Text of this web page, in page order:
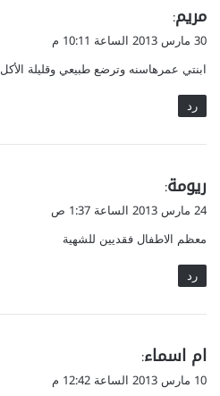
ي
ق
ل
مريم:
30 مارس 2013 الساعة 10:11 م
ابنتي عمرهاسنه وترضع طبيعي وقليلة الأكل pless Help me quecly
رد
ي
ق
ل
ريومة:
24 مارس 2013 الساعة 1:37 ص
معظم الاطفال فقديين للشهية
رد
ي
ق
ام اسماء:
10 مارس 2013 الساعة 12:42 م